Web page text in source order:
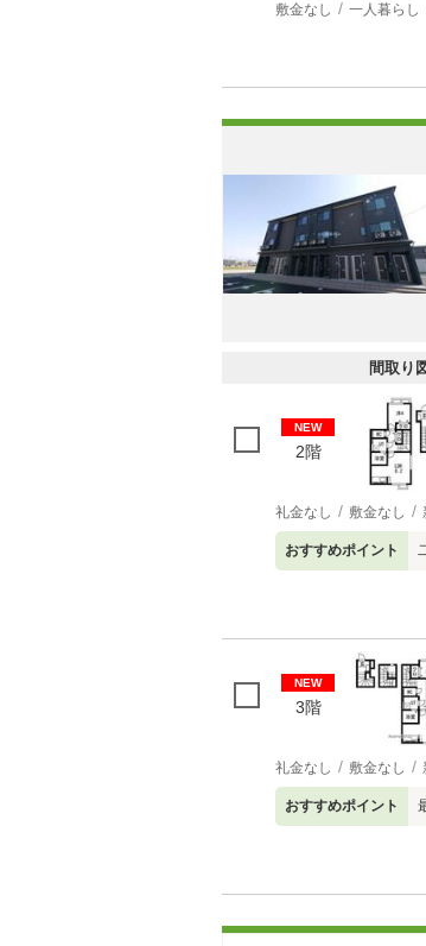
敷金なし 一人暮らし
間取り
NEW
2階
礼金なし 敷金なし
おすすめポイント
NEW
3階
礼金なし 敷金なし
おすすめポイント